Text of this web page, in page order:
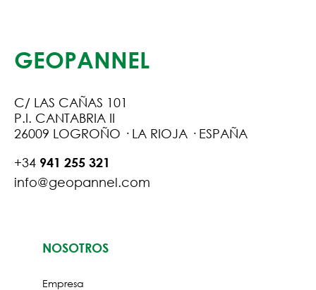
GEOPANNEL
C/ LAS CAÑAS 101
P.I. CANTABRIA II
26009 LOGROÑO · LA RIOJA · ESPAÑA
+34 941 255 321
info@geopannel.com
NOSOTROS
Empresa